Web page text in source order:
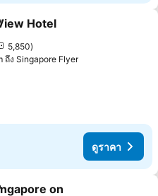
มในรายการโปรด
Hotel
5,850
ถึง Singapore Flyer
ดูราคา
on